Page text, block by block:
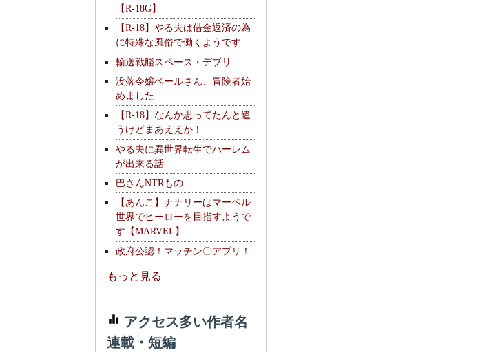
【R-18G】
【R-18】やる夫は借金返済の為
に特殊な風俗で働くようです
輸送戦艦スペース・デブリ
没落令嬢ベールさん、冒険者始
めました
【R-18】なんか思ってたんと違
うけどまあええか！
やる夫に異世界転生でハーレム
が出来る話
巴さんNTRもの
【あんこ】ナナリーはマーベル
世界でヒーローを目指すようで
す【MARVEL】
政府公認！マッチン〇アプリ！
もっと見る
アクセス多い作者名
連載・短編